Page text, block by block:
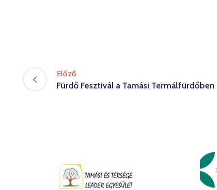
Előző
Fürdő Fesztivál a Tamási Termálfürdőben